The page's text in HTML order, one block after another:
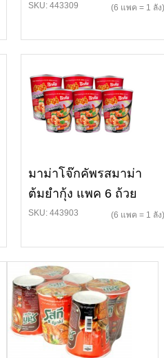
SKU: 443309 (6 แพค = 1 ลัง)
มาม่าโจ๊กคัพรสมาม่า
ต้มยำกุ้ง แพค 6 ถ้วย
SKU: 443903 (6 แพค = 1 ลัง)